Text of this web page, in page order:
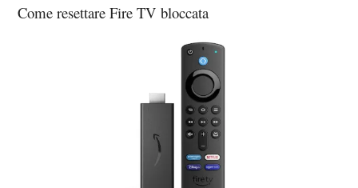
Come resettare Fire TV bloccata